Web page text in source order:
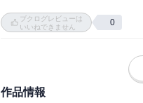
最終巻。大学受験失敗してそ
ってすごい疑問に思っちゃった
ブクログレビューは
いいねできません
0
作品情報